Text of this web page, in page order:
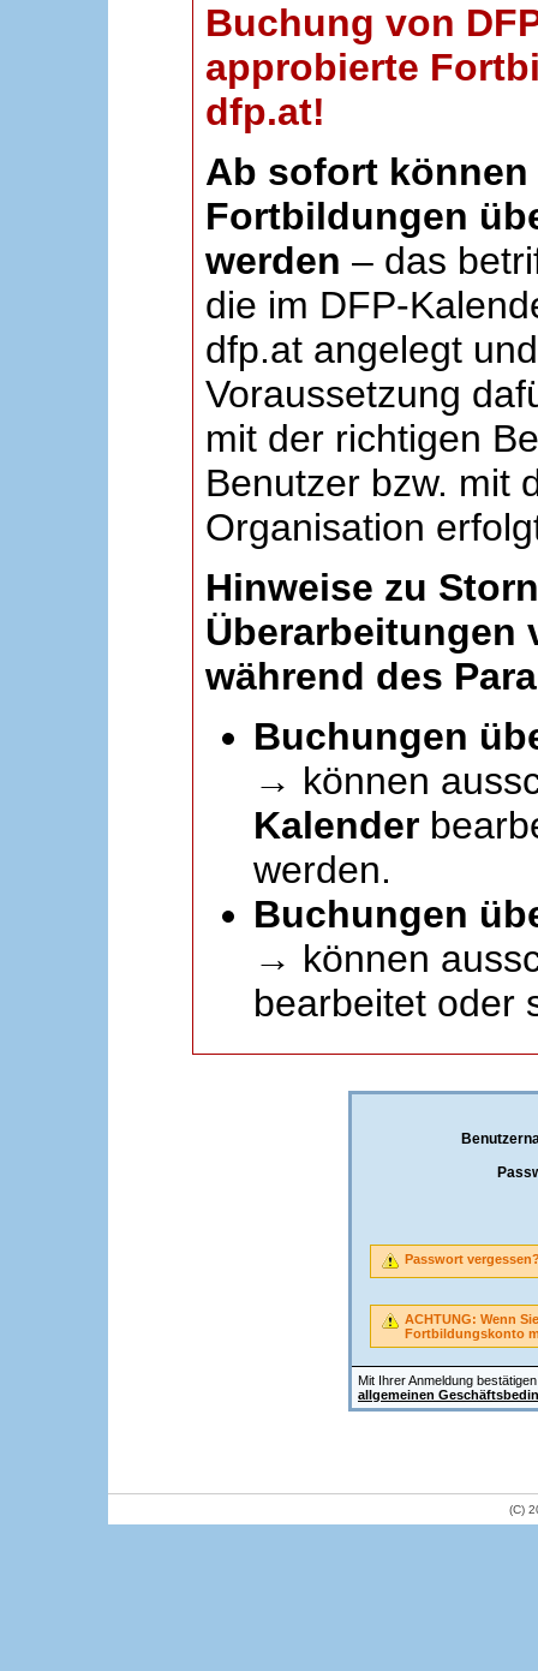
Buchung von
approbierte
dfp.at!
Ab sofort können
Fortbildungen
werden – das
die im DFP-
dfp.at angelegt
Voraussetzung
mit der richtigen
Benutzer bzw. mit
Organisation
Hinweise zu
Überarbeitungen
während des
Buchungen
→ können
Kalender
werden.
Buchungen
→ können
bearbeitet oder
Mit Ihrer Anmeldung
allgemeinen
Passwort
ACHTUNG: Wenn
Fortbildungskonto
(C)